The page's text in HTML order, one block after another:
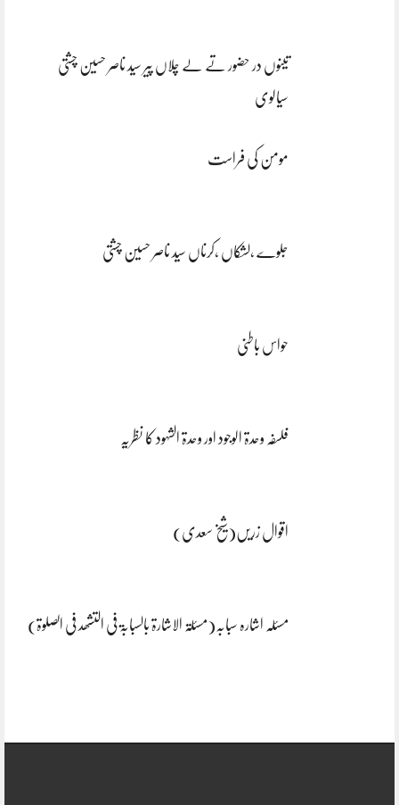
تینوں در حضور تے لے چلاں پیر سید ناصر حسین چشتی
سیالوی
مومن کی فراست
جلوے ،لشکاں ،کرناں سید ناصر حسین چشتی
حواس باطنی
فلسفہ وحدۃ الوجود اور وحدۃ الشہود کا نظریہ
اقوال زریں(شیخ سعدی)
مسئلہ اشارہ سبابہ(مسئلۃ الاشارۃ بالسبابۃ فی التشھد فی الصلوۃ)